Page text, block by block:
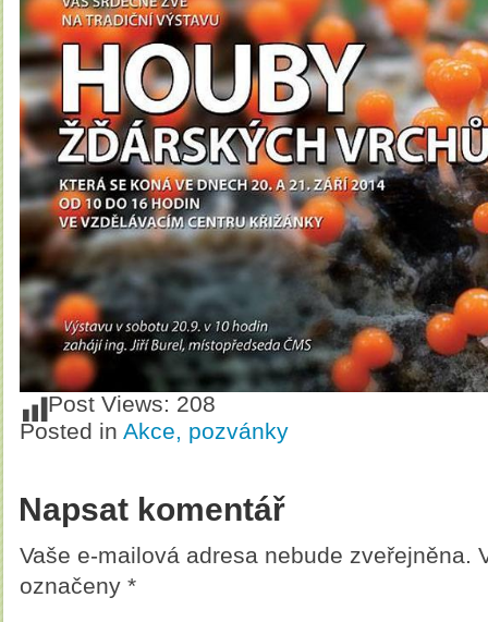
Post Views: 208
Posted in Akce, pozvánky
Napsat komentář
Vaše e-mailová adresa nebude zveřejněna.
označeny *